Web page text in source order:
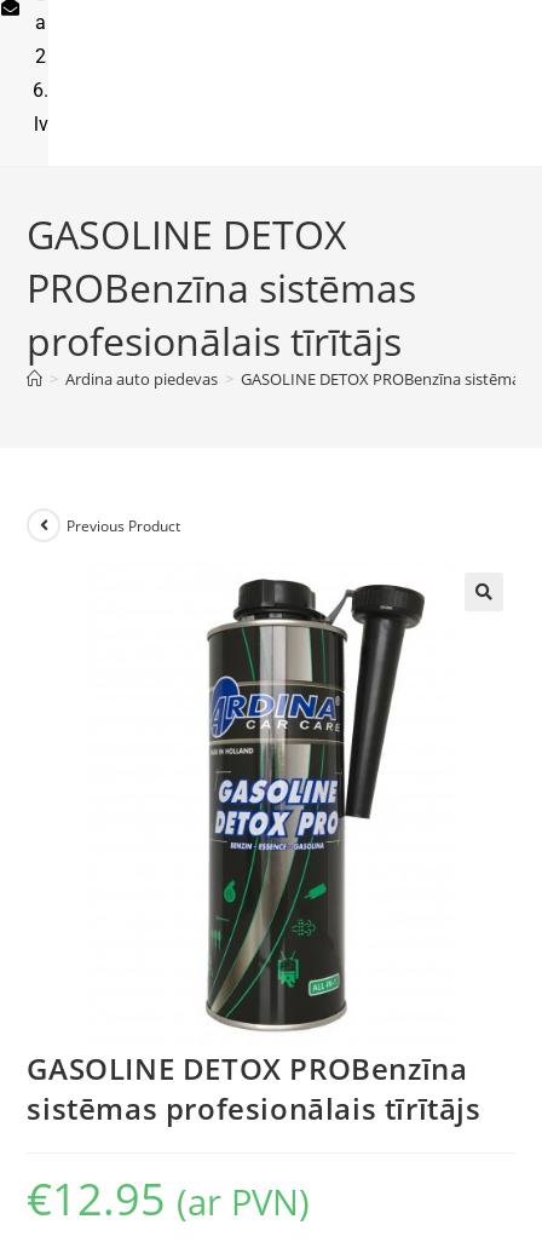
a
2
6.
lv
GASOLINE DETOX
PROBenzīna sistēmas
profesionālais tīrītājs
> Ardina auto piedevas > GASOLINE DETOX PROBenzīna
Previous Product
GASOLINE DETOX PROBenzīna
sistēmas profesionālais tīrītājs
€12.95 (ar PVN)